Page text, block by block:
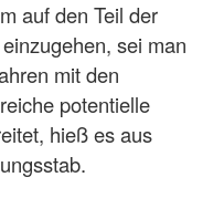
auf den Teil der
sei man
mit den
potentielle
hieß es aus